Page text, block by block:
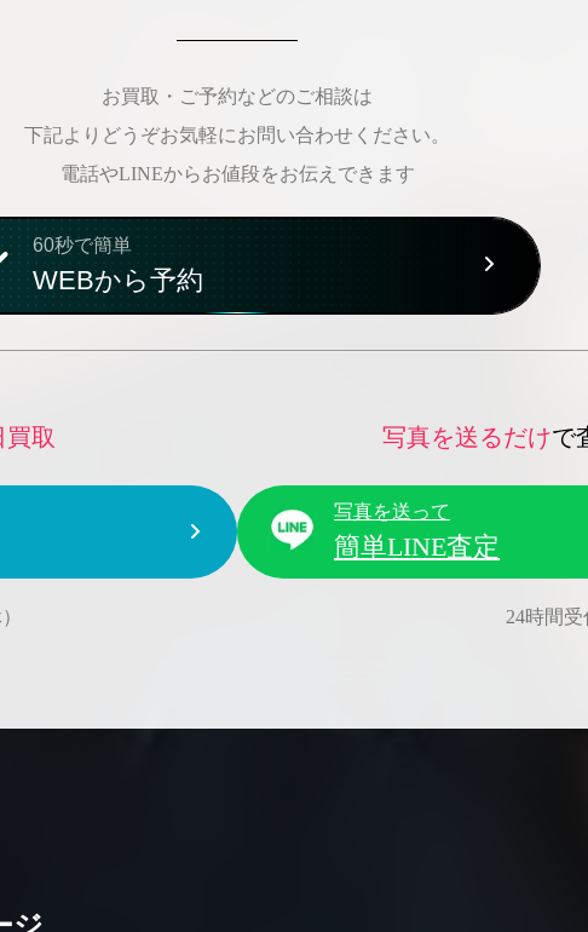
お買取・ご予約などのご相談は
下記よりどうぞお気軽にお問い合わせください。
電話やLINEからお値段をお伝えできます
60秒で簡単
WEBから予約
買取 写真を送るだけで
写真を送って
簡単LINE査定
24時間受